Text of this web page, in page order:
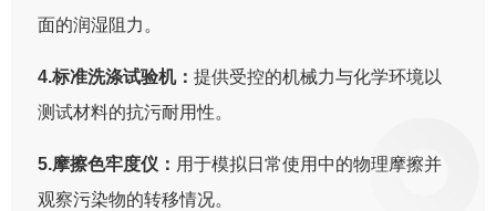
面的润湿阻力。
4.标准洗涤试验机：提供受控的机械力与化学环境以
测试材料的抗污耐用性。
5.摩擦色牢度仪： 用于模拟日常使用中的物理摩擦并
观察污染物的转移情况。